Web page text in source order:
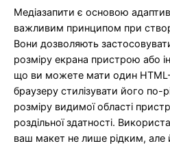
Медіазапити є основою
важливим принципом при
Вони дозволяють застосовувати
розміру екрана пристрою або
що ви можете мати один
браузеру стилізувати його по-
розміру видимої області
роздільної здатності.
ваш макет не лише рідким,